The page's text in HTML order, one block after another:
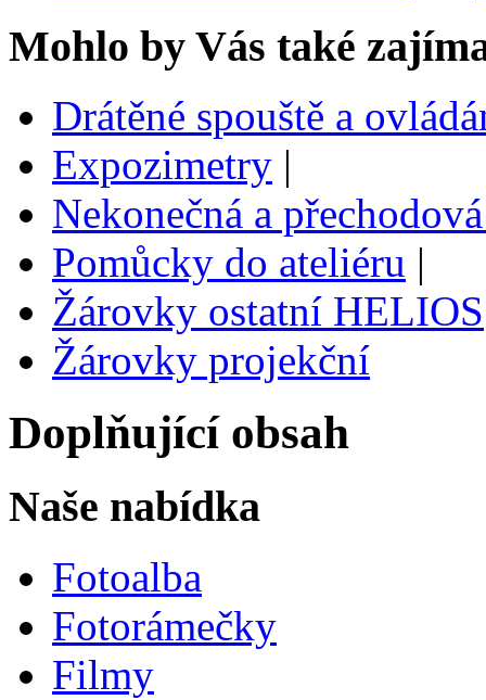
Mohlo by Vás také
Drátěné spouště a
Expozimetry |
Nekonečná a
Pomůcky do ateliéru |
Žárovky ostatní HELIOS
Žárovky projekční
Doplňující obsah
Naše nabídka
Fotoalba
Fotorámečky
Filmy